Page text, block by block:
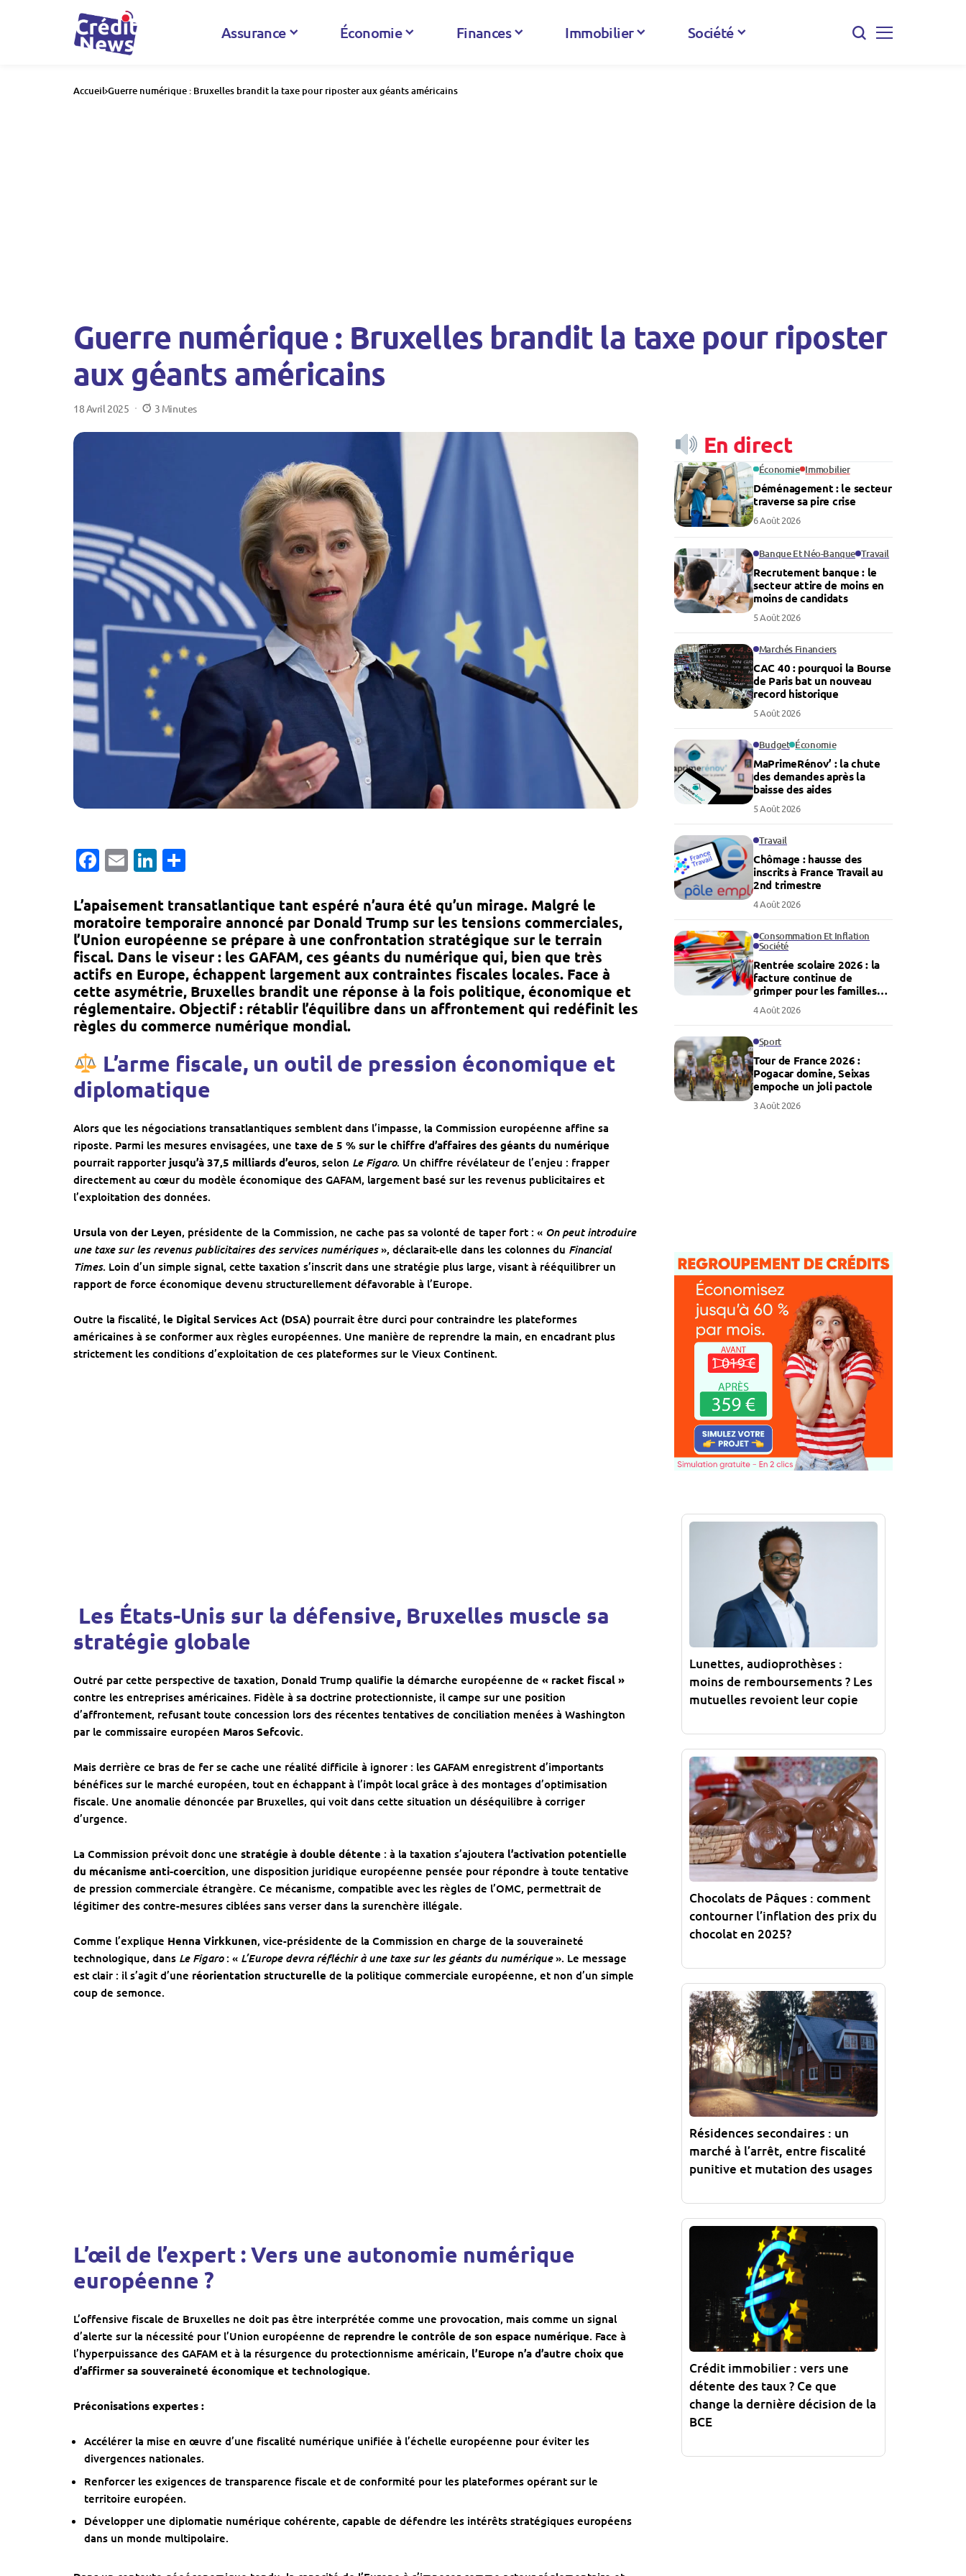
Assurance Économie Finances Immobilier Société
Accueil Guerre numérique : Bruxelles brandit la taxe pour riposter aux géants américains
Guerre numérique : Bruxelles brandit la taxe pour riposter
aux géants américains
18 Avril 2025 3 Minutes
Facebook
EmailLinkedIn
L’apaisement transatlantique tant espéré n’aura été qu’un mirage. Malgré le
moratoire temporaire annoncé par Donald Trump sur les tensions commerciales,
l’Union européenne se prépare à une confrontation stratégique sur le terrain
fiscal. Dans le viseur : les GAFAM, ces géants du numérique qui, bien que très
actifs en Europe, échappent largement aux contraintes fiscales locales. Face à
cette asymétrie, Bruxelles brandit une réponse à la fois politique, économique et
réglementaire. Objectif : rétablir l’équilibre dans un affrontement qui redéfinit les
règles du commerce numérique mondial.
L’arme fiscale, un outil de pression économique et
diplomatique
Alors que les négociations transatlantiques semblent dans l’impasse, la Commission européenne affine sa
riposte. Parmi les mesures envisagées, une taxe de 5 % sur le chiffre d’affaires des géants du numérique
pourrait rapporter jusqu’à 37,5 milliards d’euros, selon Le Figaro. Un chiffre révélateur de l’enjeu : frapper
directement au cœur du modèle économique des GAFAM, largement basé sur les revenus publicitaires et
l’exploitation des données.
Ursula von der Leyen, présidente de la Commission, ne cache pas sa volonté de taper fort : « On peut introduire
une taxe sur les revenus publicitaires des services numériques», déclarait-elle dans les colonnes du Financial
Times. Loin d’un simple signal, cette taxation s’inscrit dans une stratégie plus large, visant à rééquilibrer un
rapport de force économique devenu structurellement défavorable à l’Europe.
Outre la fiscalité, le Digital Services Act (DSA) pourrait être durci pour contraindre les plateformes
américaines à se conformer aux règles européennes. Une manière de reprendre la main, en encadrant plus
strictement les conditions d’exploitation de ces plateformes sur le Vieux Continent.
️ Les États-Unis sur la défensive, Bruxelles muscle sa
stratégie globale
Outré par cette perspective de taxation, Donald Trump qualifie la démarche européenne de « racket fiscal »
contre les entreprises américaines. Fidèle à sa doctrine protectionniste, il campe sur une position
d’affrontement, refusant toute concession lors des récentes tentatives de conciliation menées à Washington
par le commissaire européen Maros Sefcovic.
Mais derrière ce bras de fer se cache une réalité difficile à ignorer : les GAFAM enregistrent d’importants
bénéfices sur le marché européen, tout en échappant à l’impôt local grâce à des montages d’optimisation
fiscale. Une anomalie dénoncée par Bruxelles, qui voit dans cette situation un déséquilibre à corriger
d’urgence.
La Commission prévoit donc une stratégie à double détente : à la taxation s’ajoutera l’activation potentielle
du mécanisme anti-coercition, une disposition juridique européenne pensée pour répondre à toute tentative
de pression commerciale étrangère. Ce mécanisme, compatible avec les règles de l’OMC, permettrait de
légitimer des contre-mesures ciblées sans verser dans la surenchère illégale.
Comme l’explique Henna Virkkunen, vice-présidente de la Commission en charge de la souveraineté
technologique, dans Le Figaro: « L’Europe devra réfléchir à une taxe sur les géants du numérique». Le message
est clair : il s’agit d’une réorientation structurelle de la politique commerciale européenne, et non d’un simple
coup de semonce.
L’œil de l’expert : Vers une autonomie numérique
européenne ?
L’offensive fiscale de Bruxelles ne doit pas être interprétée comme une provocation, mais comme un signal
d’alerte sur la nécessité pour l’Union européenne de reprendre le contrôle de son espace numérique. Face à
l’hyperpuissance des GAFAM et à la résurgence du protectionnisme américain, l’Europe n’a d’autre choix que
d’affirmer sa souveraineté économique et technologique.
Préconisations expertes :
Accélérer la mise en œuvre d’une fiscalité numérique unifiée à l’échelle européenne pour éviter les
divergences nationales.
Renforcer les exigences de transparence fiscale et de conformité pour les plateformes opérant sur le
territoire européen.
Développer une diplomatie numérique cohérente, capable de défendre les intérêts stratégiques européens
dans un monde multipolaire.
En direct
Économie Immobilier
Déménagement : le secteur
traverse sa pire crise
6 Août 2026
Banque Et Néo-Banque Travail
Recrutement banque : le
secteur attire de moins en
moins de candidats
5 Août 2026
Marchés Financiers
CAC 40 : pourquoi la Bourse
de Paris bat un nouveau
record historique
5 Août 2026
Budget Économie
MaPrimeRénov’ : la chute
des demandes après la
baisse des aides
5 Août 2026
Travail
Chômage : hausse des
inscrits à France Travail au
2nd trimestre
4 Août 2026
Consommation Et Inflation
Société
Rentrée scolaire 2026 : la
facture continue de
grimper pour les familles
françaises
4 Août 2026
Sport
Tour de France 2026 :
Pogacar domine, Seixas
empoche un joli pactole
3 Août 2026
Lunettes, audioprothèses :
moins de remboursements ? Les
mutuelles revoient leur copie
Chocolats de Pâques : comment
contourner l’inflation des prix du
chocolat en 2025?
Résidences secondaires : un
marché à l’arrêt, entre fiscalité
punitive et mutation des usages
Crédit immobilier : vers une
détente des taux ? Ce que
change la dernière décision de la
BCE